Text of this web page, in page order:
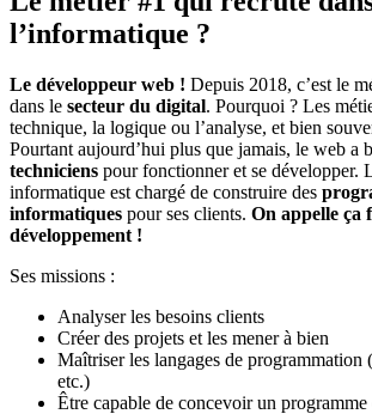
l’informatique ?
Le développeur web ! Depuis 2018, c’est le
dans le secteur du digital. Pourquoi ? Les
technique, la logique ou l’analyse, et bien
Pourtant aujourd’hui plus que jamais, le web a
techniciens pour fonctionner et se développer.
informatique est chargé de construire des
informatiques pour ses clients. On appelle ça
développement !
Ses missions :
Analyser les besoins clients
Créer des projets et les mener à bien
Maîtriser les langages de programmation
etc.)
Être capable de concevoir un programme